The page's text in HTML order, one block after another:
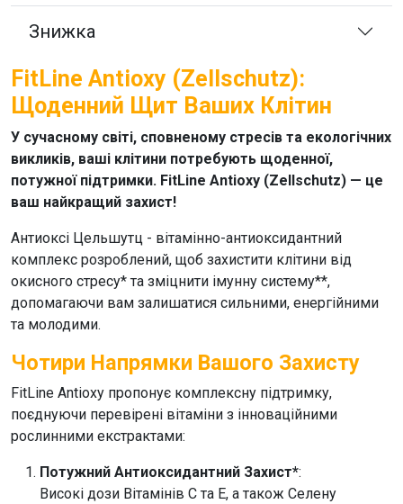
Знижка
FitLine Antioxy (Zellschutz):
Щоденний Щит Ваших Клітин
У сучасному світі, сповненому стресів та екологічних
викликів, ваші клітини потребують щоденної,
потужної підтримки. FitLine Antioxy (Zellschutz) — це
ваш найкращий захист!
Антиоксі Цельшутц - вітамінно-антиоксидантний
комплекс розроблений, щоб захистити клітини від
окисного стресу* та зміцнити імунну систему**,
допомагаючи вам залишатися сильними, енергійними
та молодими.
Чотири Напрямки Вашого Захисту
FitLine Antioxy пропонує комплексну підтримку,
поєднуючи перевірені вітаміни з інноваційними
рослинними екстрактами:
Потужний Антиоксидантний Захист*:
Високі дози Вітамінів C та E, а також Селену